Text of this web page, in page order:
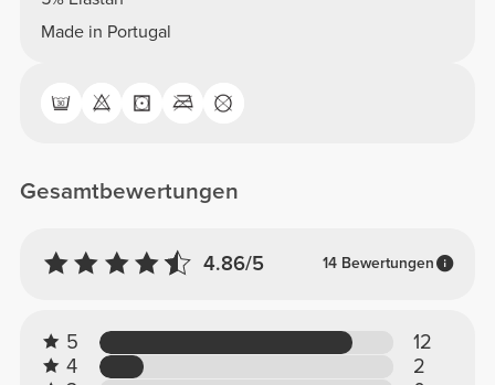
Made in Portugal
Gesamtbewertungen
4.86/5 14 Bewertungen
5
12
4
2